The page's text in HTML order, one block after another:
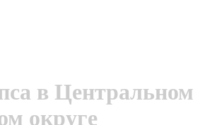
в Центральном
округе